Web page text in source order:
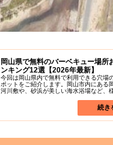
岡山県で無料のバーベキュー場所
ンキング12選【2026年最新】
今回は岡山県内で無料で利用できる穴場
ポットをご紹介します。岡山市内にある
河川敷や、砂浜が美しい海水浴場など、
ューを楽しめるため、家族や友人と...